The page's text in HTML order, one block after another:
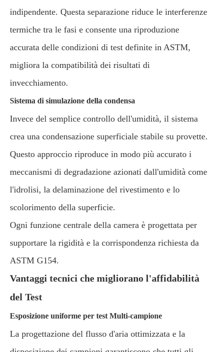
indipendente. Questa separazione riduce le interferenze
termiche tra le fasi e consente una riproduzione
accurata delle condizioni di test definite in ASTM,
migliora la compatibilità dei risultati di
invecchiamento.
Sistema di simulazione della condensa
Invece del semplice controllo dell'umidità, il sistema
crea una condensazione superficiale stabile su provette.
Questo approccio riproduce in modo più accurato i
meccanismi di degradazione azionati dall'umidità come
l'idrolisi, la delaminazione del rivestimento e lo
scolorimento della superficie.
Ogni funzione centrale della camera è progettata per
supportare la rigidità e la corrispondenza richiesta da
ASTM G154.
Vantaggi tecnici che migliorano l'affidabilità
del Test
Esposizione uniforme per test Multi-campione
La progettazione del flusso d'aria ottimizzata e la